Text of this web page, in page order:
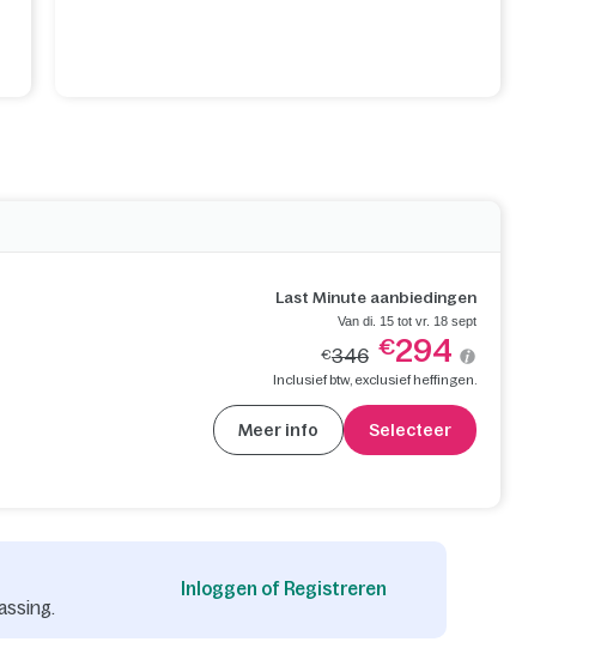
Last Minute aanbiedingen
Van di. 15 tot vr. 18 sept
€346 €294
Inclusief btw, exclusief heffingen.
Meer info Selecteer
Inloggen of Registreren